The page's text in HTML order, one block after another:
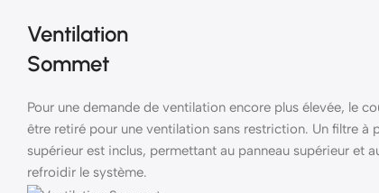
Ventilation
Sommet
Pour une demande de ventilation encore plus élevée, le
être retiré pour une ventilation sans restriction. Un filtre
supérieur est inclus, permettant au panneau supérieur et
refroidir le système.